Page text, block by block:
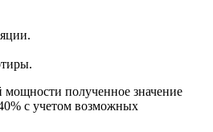
мощности полученное значение
с учетом возможных